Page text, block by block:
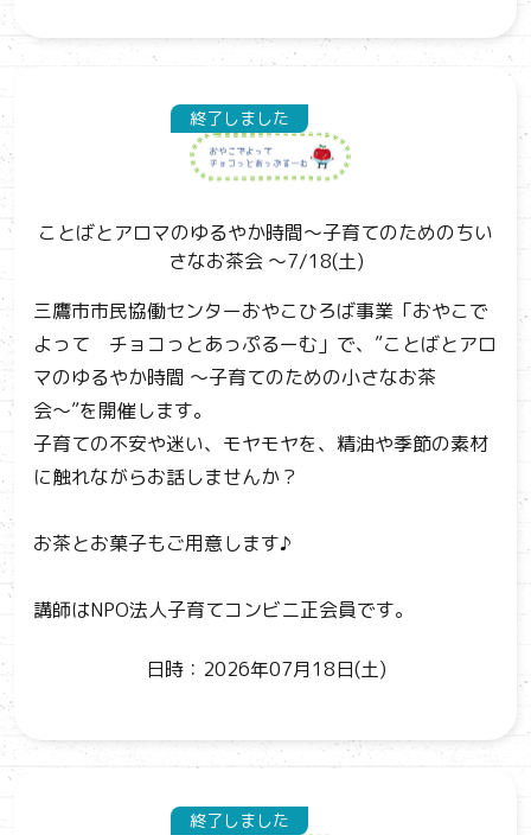
終了しました
ことばとアロマのゆるやか時間～子育てのためのちい
さなお茶会 ～7/18(土)
三鷹市市民協働センターおやこひろば事業「おやこで
よって チョコっとあっぷるーむ」で、”ことばとアロ
マのゆるやか時間 ～子育てのための小さなお茶
会〜”を開催します。
子育ての不安や迷い、モヤモヤを、精油や季節の素材
に触れながらお話しませんか？
お茶とお菓子もご用意します♪
講師はNPO法人子育てコンビニ正会員です。
日時：2026年07月18日(土)
終了しました